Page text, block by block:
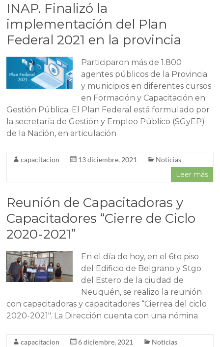
INAP. Finalizó la
implementación del Plan
Federal 2021 en la provincia
Participaron más de 1.800
agentes públicos de la Provincia
y municipios en diferentes cursos
en Formación y Capacitación en
Gestión Pública. El Plan Federal está formulado por
la secretaría de Gestión y Empleo Público (SGyEP)
de la Nación, en articulación
capacitacion 13 diciembre, 2021 Noticias
Leer más
Reunión de Capacitadoras y
Capacitadores “Cierre de Ciclo
2020-2021”
En el día de hoy, en el 6to piso
del Edificio de Belgrano y Stgo.
del Estero de la ciudad de
Neuquén, se realizo la reunión
con capacitadoras y capacitadores “Cierrea del ciclo
2020-2021″. La Dirección cuenta con una nómina
capacitacion 6 diciembre, 2021 Noticias